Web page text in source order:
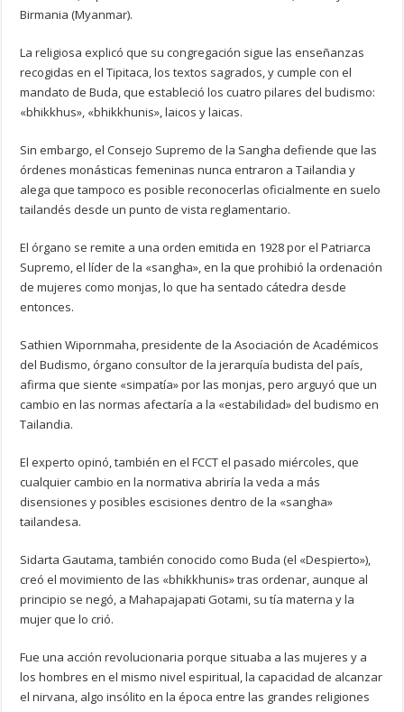
Birmania (Myanmar).
La religiosa explicó que su congregación sigue las enseñanzas
recogidas en el Tipitaca, los textos sagrados, y cumple con el
mandato de Buda, que estableció los cuatro pilares del budismo:
«bhikkhus», «bhikkhunis», laicos y laicas.
Sin embargo, el Consejo Supremo de la Sangha defiende que las
órdenes monásticas femeninas nunca entraron a Tailandia y
alega que tampoco es posible reconocerlas oficialmente en suelo
tailandés desde un punto de vista reglamentario.
El órgano se remite a una orden emitida en 1928 por el Patriarca
Supremo, el líder de la «sangha», en la que prohibió la ordenación
de mujeres como monjas, lo que ha sentado cátedra desde
entonces.
Sathien Wipornmaha, presidente de la Asociación de Académicos
del Budismo, órgano consultor de la jerarquía budista del país,
afirma que siente «simpatía» por las monjas, pero arguyó que un
cambio en las normas afectaría a la «estabilidad» del budismo en
Tailandia.
El experto opinó, también en el FCCT el pasado miércoles, que
cualquier cambio en la normativa abriría la veda a más
disensiones y posibles escisiones dentro de la «sangha»
tailandesa.
Sidarta Gautama, también conocido como Buda (el «Despierto»),
creó el movimiento de las «bhikkhunis» tras ordenar, aunque al
principio se negó, a Mahapajapati Gotami, su tía materna y la
mujer que lo crió.
Fue una acción revolucionaria porque situaba a las mujeres y a
los hombres en el mismo nivel espiritual, la capacidad de alcanzar
el nirvana, algo insólito en la época entre las grandes religiones